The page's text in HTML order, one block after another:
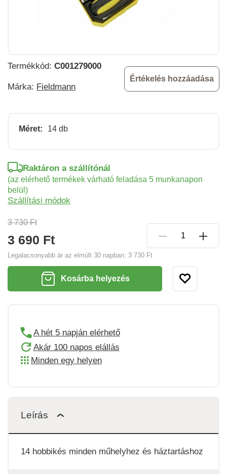
Termékkód: C001279000
Márka: Fieldmann
Értékelés hozzáadása
Méret: 14 db
3 730 Ft
3 690 Ft
Legalacsonyabb ár az elmúlt 30 napban: 3 730 Ft
Raktáron a szállítónál
(az elérhető termékek várható feladása 5 munkanapon
belül)
Szállítási módok
Kosárba helyezés
A hét 5 napján elérhető
Akár 100 napos elállás
Minden egy helyen
Leírás
14 hobbikés minden műhelyhez és háztartáshoz